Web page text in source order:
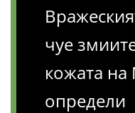
чуе
кожата на
определи